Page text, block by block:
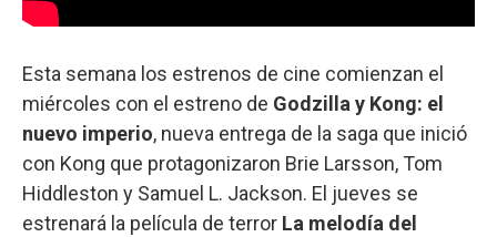
Esta semana los estrenos de cine comienzan el
miércoles con el estreno de Godzilla y Kong: el
nuevo imperio, nueva entrega de la saga que inició
con Kong que protagonizaron Brie Larsson, Tom
Hiddleston y Samuel L. Jackson. El jueves se
estrenará la película de terror La melodía del